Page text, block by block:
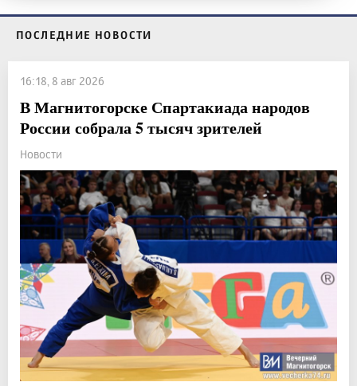
ПОСЛЕДНИЕ НОВОСТИ
16:18, 8 авг 2026
В Магнитогорске Спартакиада народов
России собрала 5 тысяч зрителей
Новости